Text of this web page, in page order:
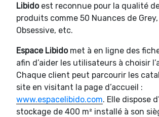
Libido est reconnue pour la qualité
produits comme 50 Nuances de
Obsessive, etc.
Espace Libido met à en ligne des
afin d’aider les utilisateurs à choisir
Chaque client peut parcourir les
site en visitant la page d’accueil :
www.espacelibido.com. Elle dispose
stockage de 400 m² installé à son